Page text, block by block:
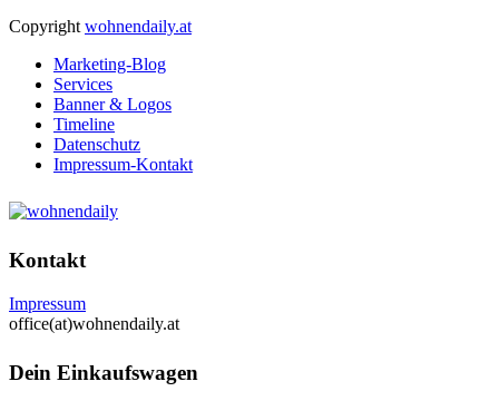
Copyright wohnendaily.at
Marketing-Blog
Services
Banner & Logos
Timeline
Datenschutz
Impressum-Kontakt
Kontakt
Impressum
office(at)wohnendaily.at
Dein Einkaufswagen